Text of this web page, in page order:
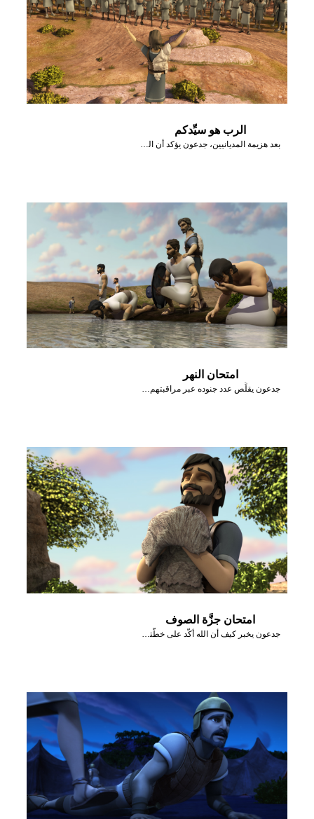
الرب هو سيِّدكم
بعد هزيمة المديانيين، جدعون يؤكد أن الرب هو سيِّد إسرائيل.
امتحان النهر
جدعون يقلِّص عدد جنوده عبر مراقبتهم وهم يشربون من النهر.
امتحان جزَّة الصوف
جدعون يخبر كيف أن الله أكَّد على خطَّته من خلال جزَّة صوف.